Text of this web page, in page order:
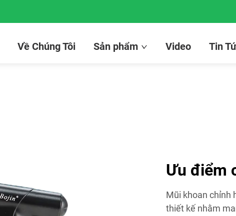
Về Chúng Tôi Sản phẩm Video Tin
Ưu điểm
Mũi khoan chỉnh
thiết kế nhằm